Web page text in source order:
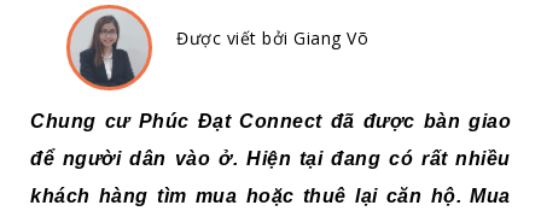
Được viết bởi Giang Võ
Chung cư Phúc Đạt Connect đã được bàn giao
để người dân vào ở. Hiện tại đang có rất nhiều
khách hàng tìm mua hoặc thuê lại căn hộ. Mua